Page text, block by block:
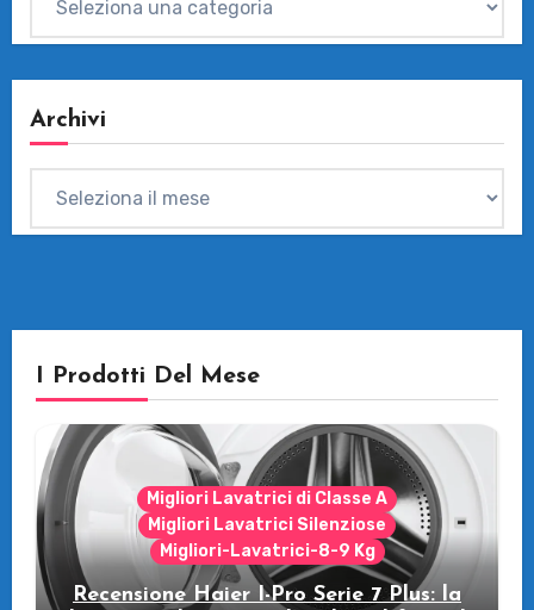
Archivi
I Prodotti Del Mese
Migliori Lavatrici di Classe A
Migliori Lavatrici Silenziose
Migliori-Lavatrici-8-9 Kg
Recensione Haier I-Pro Serie 7 Plus: la